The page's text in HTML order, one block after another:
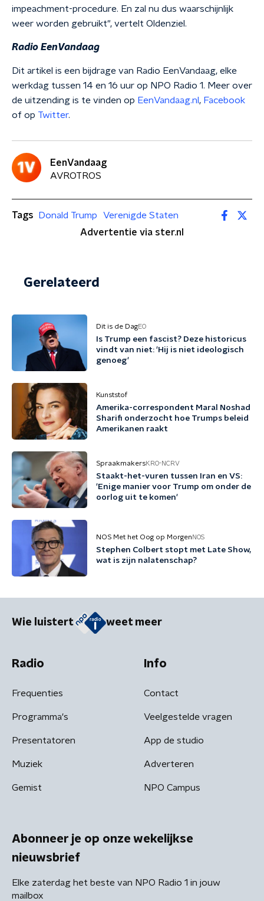
impeachment-procedure. En zal nu dus waarschijnlijk
weer worden gebruikt", vertelt Oldenziel.
Radio EenVandaag
Dit artikel is een bijdrage van Radio EenVandaag, elke
werkdag tussen 14 en 16 uur op NPO Radio 1. Meer over
de uitzending is te vinden op EenVandaag.nl , Facebook
of op Twitter.
EenVandaag
AVROTROS
Tags Donald Trump
Verenigde Staten
Advertentie via ster.nl
Gerelateerd
Dit is de DagEO
Is Trump een fascist? Deze historicus
vindt van niet: 'Hij is niet ideologisch
genoeg'
Kunststof
Amerika-correspondent Maral Noshad
Sharifi onderzocht hoe Trumps beleid
Amerikanen raakt
SpraakmakersKRO-NCRV
Staakt-het-vuren tussen Iran en VS:
'Enige manier voor Trump om onder de
oorlog uit te komen'
NOS Met het Oog op Morgen NOS
Stephen Colbert stopt met Late Show,
wat is zijn nalatenschap?
Wie luistert weet meer
Radio
Frequenties
Programma's
Presentatoren
Muziek
Gemist
Info
Contact
Veelgestelde vragen
App de studio
Adverteren
NPO Campus
Abonneer je op onze wekelijkse
nieuwsbrief
Elke zaterdag het beste van NPO Radio 1 in jouw
mailbox